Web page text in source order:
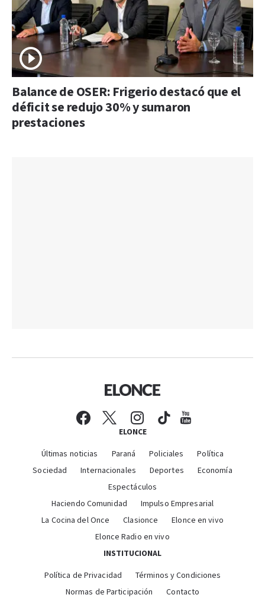
Balance de OSER: Frigerio destacó que el
déficit se redujo 30% y sumaron
prestaciones
ELONCE
Últimas noticias Paraná Policiales
Política
Sociedad
Internacionales Deportes
Economía
Espectáculos
Haciendo Comunidad
Impulso Empresarial
La Cocina del Once
Clasionce
Elonce en vivo
Elonce Radio en vivo
INSTITUCIONAL
Política de Privacidad
Términos y Condiciones
Normas de Participación
Contacto